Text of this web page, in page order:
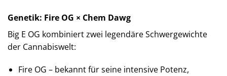
Genetik: Fire OG × Chem Dawg
Big E OG kombiniert zwei legendäre Schwergewichte
der Cannabiswelt:
Fire OG – bekannt für seine intensive Potenz,